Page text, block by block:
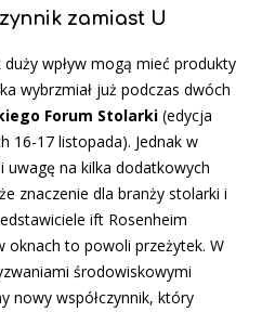
zamiast U
wpływ mogą mieć produkty
wybrzmiał już podczas dwóch
Forum Stolarki (edycja
16-17 listopada). Jednak w
uwagę na kilka dodatkowych
znaczenie dla branży stolarki i
ift Rosenheim
oknach to powoli przeżytek. W
środowiskowymi
nowy współczynnik, który